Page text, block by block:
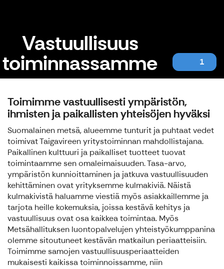
Vastuullisuus
toiminnassamme 1
Toimimme vastuullisesti ympäristön,
ihmisten ja paikallisten yhteisöjen hyväksi
Suomalainen metsä, alueemme tunturit ja puhtaat vedet
toimivat Taigavireen yritystoiminnan mahdollistajana.
Paikallinen kulttuuri ja paikalliset tuotteet tuovat
toimintaamme sen omaleimaisuuden. Tasa-arvo,
ympäristön kunnioittaminen ja jatkuva vastuullisuuden
kehittäminen ovat yrityksemme kulmakiviä. Näistä
kulmakivistä haluamme viestiä myös asiakkaillemme ja
tarjota heille kokemuksia, joissa kestävä kehitys ja
vastuullisuus ovat osa kaikkea toimintaa. Myös
Metsähallituksen luontopalvelujen yhteistyökumppanina
olemme sitoutuneet kestävän matkailun periaatteisiin.
Toimimme samojen vastuullisuusperiaatteiden
mukaisesti kaikissa toiminnoissamme, niin